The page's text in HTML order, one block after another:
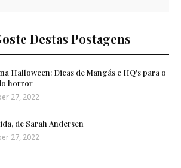
Destas Postagens
Halloween: Dicas de Mangás e HQ's para o
horror
27, 2022
de Sarah Andersen
27, 2022